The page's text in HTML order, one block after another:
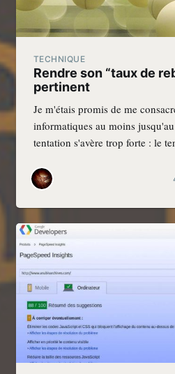
TECHNIQUE
Rendre son “taux de
pertinent
Je m'étais promis de me
informatiques au moins
tentation s'avère trop forte : le